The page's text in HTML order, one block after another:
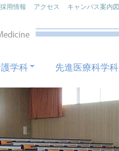
採用情報 アクセス キャンパス案内図
学科 先進医療科学科